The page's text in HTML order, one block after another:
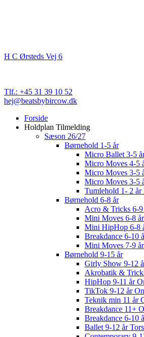
H C Ørsteds Vej 6
Tlf.: +45 31 39 10 52
hej@beatsbybircow.dk
Close
Menu
Forside
Holdplan Tilmelding
Sæson 26/27
Børnehold 1-5 år
Micro Ballet 3-5
Micro Moves 4-5
Micro Moves 3-5
Micro Moves 3-5
Tumlehold 1- 2
Børnehold 6-8 år
Acro & Tricks 6-
Mini Moves 6-8
Mini HipHop 6-8
Breakdance 6-10
Mini Moves 7-9
Børnehold 9-15 år
Girly Show 9-12
Akrobatik &
HipHop 9-11 år
TikTok 9-12 år
Teknik min 11 år
Breakdance 11+
Breakdance 6-10
Ballet 9-12 år